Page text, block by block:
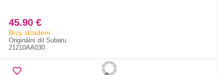
45.90 €
Brzy skladem
Originální díl Subaru
21210AA030